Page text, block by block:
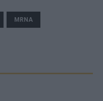
MRNA